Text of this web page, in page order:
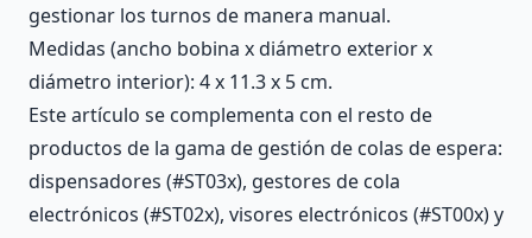
gestionar los turnos de manera manual.
Medidas (ancho bobina x diámetro exterior x
diámetro interior): 4 x 11.3 x 5 cm.
Este artículo se complementa con el resto de
productos de la gama de gestión de colas de espera:
dispensadores (#ST03x), gestores de cola
electrónicos (#ST02x), visores electrónicos (#ST00x) y